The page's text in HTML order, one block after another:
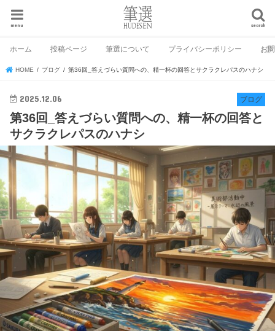
search
menu
ホーム 投稿ページ 筆選について プライバシーポリシー お
HOME ブログ 第36回_答えづらい質問への、精一杯の回答とサクラクレパスのハナシ
ブログ
2025.12.06
第36回_答えづらい質問への、精一杯の回答と
サクラクレパスのハナシ